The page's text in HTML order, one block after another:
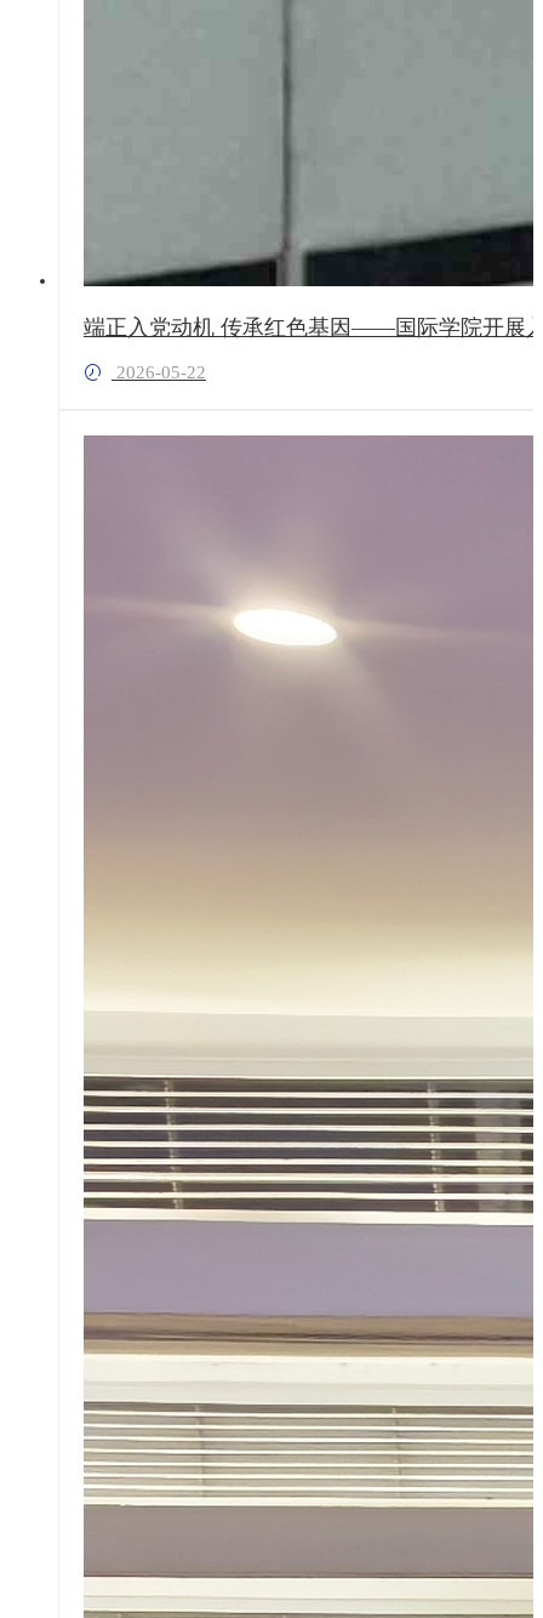
端正入党动机 传承红色基因——国际学院开展
2026-05-22